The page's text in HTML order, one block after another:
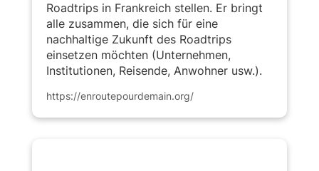
https://enroutepourdemain.org/
Roadtrips in Frankreich stellen. Er bringt
alle zusammen, die sich für eine
nachhaltige Zukunft des Roadtrips
einsetzen möchten (Unternehmen,
Institutionen, Reisende, Anwohner usw.).